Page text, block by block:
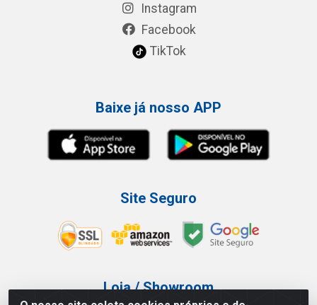
Instagram
Facebook
TikTok
Baixe já nosso APP
Site Seguro
Loja / Showroom